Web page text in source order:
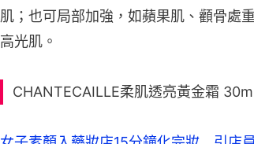
肌；也可局部加強，如蘋果肌、顴骨處
高光肌。
CHANTECAILLE柔肌透亮黃金霜